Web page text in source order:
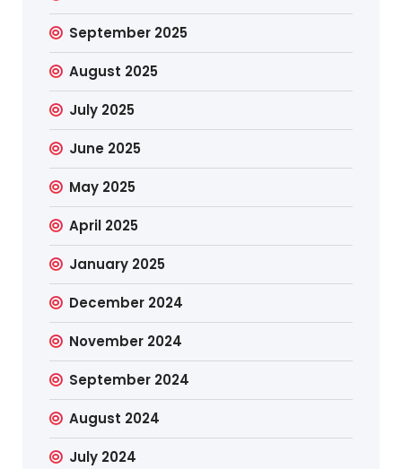
September 2025
August 2025
July 2025
June 2025
May 2025
April 2025
January 2025
December 2024
November 2024
September 2024
August 2024
July 2024